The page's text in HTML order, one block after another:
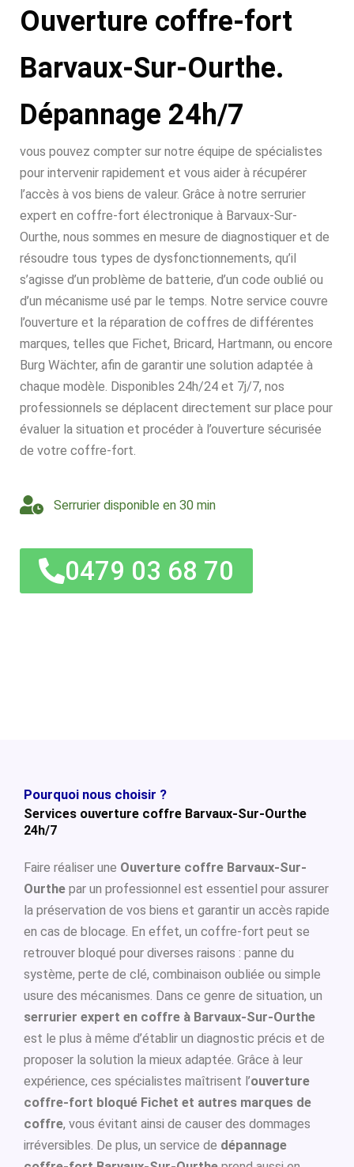
Ouverture coffre-fort
Barvaux-Sur-Ourthe.
Dépannage 24h/7
vous pouvez compter sur notre équipe de spécialistes
pour intervenir rapidement et vous aider à récupérer
l’accès à vos biens de valeur. Grâce à notre serrurier
expert en coffre-fort électronique à Barvaux-Sur-
Ourthe, nous sommes en mesure de diagnostiquer et de
résoudre tous types de dysfonctionnements, qu’il
s’agisse d’un problème de batterie, d’un code oublié ou
d’un mécanisme usé par le temps. Notre service couvre
l’ouverture et la réparation de coffres de différentes
marques, telles que Fichet, Bricard, Hartmann, ou encore
Burg Wächter, afin de garantir une solution adaptée à
chaque modèle. Disponibles 24h/24 et 7j/7, nos
professionnels se déplacent directement sur place pour
évaluer la situation et procéder à l’ouverture sécurisée
de votre coffre-fort.
Serrurier disponible en 30 min
0479 03 68 70
Pourquoi nous choisir ?
Services ouverture coffre Barvaux-Sur-Ourthe
24h/7
Faire réaliser une Ouverture coffre Barvaux-Sur-
Ourthe par un professionnel est essentiel pour assurer
la préservation de vos biens et garantir un accès rapide
en cas de blocage. En effet, un coffre-fort peut se
retrouver bloqué pour diverses raisons : panne du
système, perte de clé, combinaison oubliée ou simple
usure des mécanismes. Dans ce genre de situation, un
serrurier expert en coffre à Barvaux-Sur-Ourthe
est le plus à même d’établir un diagnostic précis et de
proposer la solution la mieux adaptée. Grâce à leur
expérience, ces spécialistes maîtrisent l’ouverture
coffre-fort bloqué Fichet et autres marques de
coffre, vous évitant ainsi de causer des dommages
irréversibles. De plus, un service de dépannage